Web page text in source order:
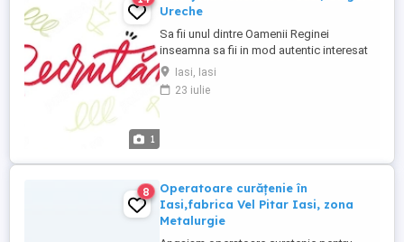
1
Ureche
Sa fii unul dintre Oamenii Reginei
inseamna sa fii in mod autentic interesat
de binele celor din jur. In rolul de Menajera
vei avea un impact pozitiv in viata
pacientilor, deoarece asiguri voia buna si
Iasi, Iasi
23 iulie
8
Operatoare curățenie în
Iasi,fabrica Vel Pitar Iasi, zona
Metalurgie